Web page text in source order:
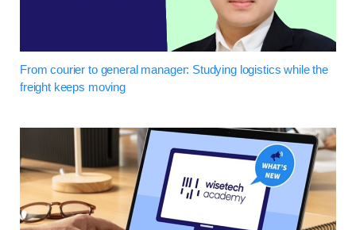
From courier to general manager: Studying logistics while the
freight keeps moving